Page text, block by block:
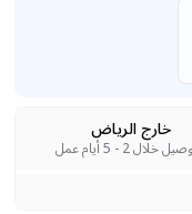
خارج الرياض
خلال 2 - 5 أيام عمل